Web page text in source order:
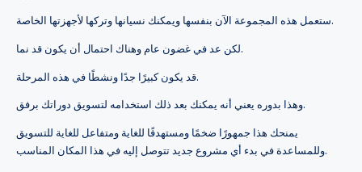
ستعمل هذه المجموعة الآن بنفسها ويمكنك نسيانها وتركها لأجهزتها الخاصة.
لكن عد في غضون عام وهناك احتمال أن يكون قد نما.
قد يكون كبيرًا جدًا ونشطًا في هذه المرحلة.
وهذا بدوره يعني أنه يمكنك بعد ذلك استخدامه لتسويق دوراتك برفق.
يمنحك هذا جمهورًا ضخمًا ومستهدفًا للغاية ومتفاعل للغاية للتسويق
وللمساعدة في بدء أي مشروع جديد تتوصل إليه في هذا المكان المناسب.